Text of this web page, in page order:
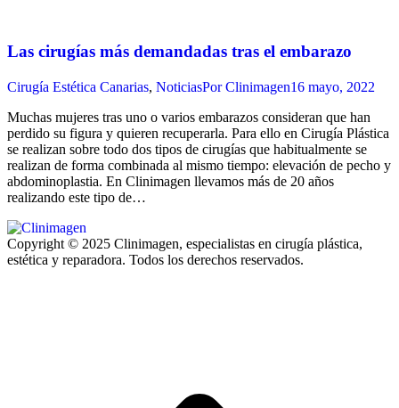
Las cirugías más demandadas tras el embarazo
Cirugía Estética Canarias, NoticiasPorClinimagen16 mayo, 2022
Muchas mujeres tras uno o varios embarazos consideran que han
perdido su figura y quieren recuperarla. Para ello en Cirugía Plástica
se realizan sobre todo dos tipos de cirugías que habitualmente se
realizan de forma combinada al mismo tiempo: elevación de pecho y
abdominoplastia. En Clinimagen llevamos más de 20 años
realizando este tipo de…
Copyright © 2025 Clinimagen, especialistas en cirugía plástica,
estética y reparadora. Todos los derechos reservados.